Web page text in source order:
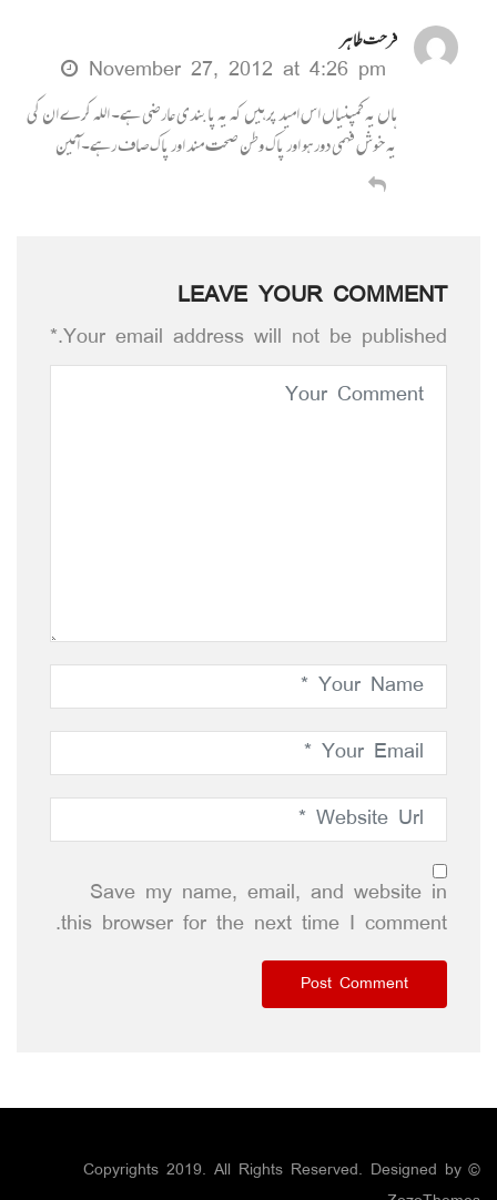
فرحت طاہر
November 27, 2012 at 4:26 pm
ہاں یہ کمپنیاں اس امید پر ہیں کہ یہ پابندی عارضی ہے۔ اللہ کرے ان کی
یہ خوش فہمی دور ہو اور پاک وطن صحت مند اور پاک صاف رہے۔ آ مین
LEAVE YOUR COMMENT
Your email address will not be published.*
Save my name, email, and website in
this browser for the next time I comment.
© Copyrights 2019. All Rights Reserved. Designed by